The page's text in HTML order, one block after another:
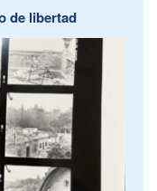
de libertad